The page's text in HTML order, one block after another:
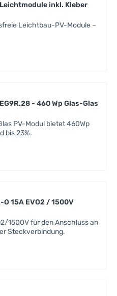
inkl. Kleber
Leichtbau-PV-Module –
- 460 Wp Glas-Glas
PV-Modul bietet 460Wp
bis 23%.
TIGO PV-Optimierer TS4-A-O 15A EVO2 / 1500V
1500V für den Anschluss an
Steckverbindung.